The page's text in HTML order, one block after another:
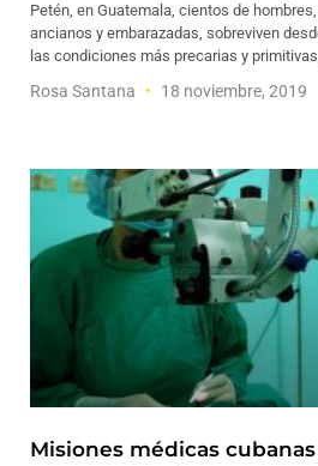
Petén, en Guatemala, cientos de
ancianos y embarazadas, sobreviven
las condiciones más precarias y
Rosa Santana 18 noviembre, 2019
Misiones médicas